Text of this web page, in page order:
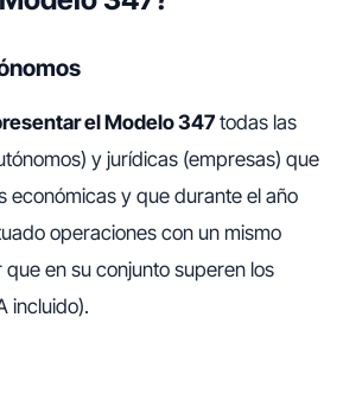
el Modelo 347todas las
y jurídicas (empresas) que
económicas y que durante el año
operaciones con un mismo
en su conjunto superen los
incluido).